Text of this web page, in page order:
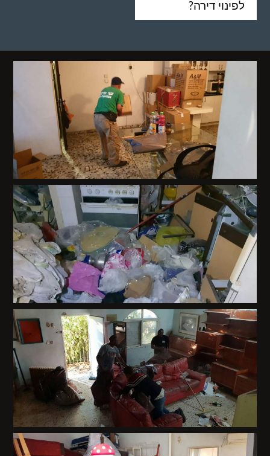
לפינוי דירה?